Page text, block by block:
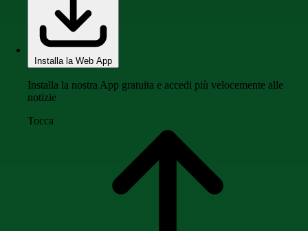
Installa la Web App
Installa la nostra App gratuita e accedi più velocemente alle
notizie
Tocca